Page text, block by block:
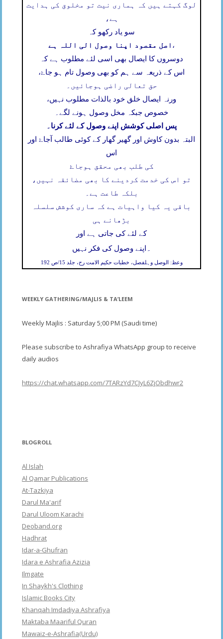
لوگ کہتے ہیں کہ ہماری نیت تو مخلوق کی ہدایت
ہے،
سو یاد رکھو کہ
اصل مقصود اپنا وصول الی اللہ ہے ،
دوسروں کا ایصال بھی اسی لئے مطلوب ہے کہ
اس کے ذریعہ سے ہم کو بھی وصول تام ہو جاۓ،
حق تعالی راضی ہوجائیں۔
ورنہ ایصال خلق خود بالذات مطلوب نہیں،
خصوص جبکہ مخل وصول ہونے لگے۔
پس اصلی کوشش اپنے وصول کے لئے کرنا۔
البتہ بدون کاوش اور گھیر گھار کے کوئی طالب آجاۓ اور
اس
کی طلب بھی محقق ہوجاۓ
تو اس کی خدمت کردینے کا بھی مضائقہ نہیں،
بلکہ طاعت ہے۔
باقی یہ کیا واہیات ہے کہ ساری کوشش سلسلہ
بڑھانے ہی
کے لئے کی جاتی ہے اور
اپنے وصول کی فکر نہیں ۔
وعظ: الوصل وہلفصل، خطبات حکیم الامت رح، جلد 15/ص 192
WEEKLY GATHERING/MAJLIS & TA’LEEM
Weekly Majlis : Saturday 5;00 PM (Saudi time)
Please subscribe to Ashrafiya WhatsApp group to receive
daily audios
https://chat.whatsapp.com/7TARzYd7CJyL6ZjObdhwr2
BLOGROLL
Al Islah
Al Qamar Publications
At-Tazkiya
Darul Ma'arif
Darul Uloom Karachi
Deoband.org
Hadhrat
Idar-a-Ghufran
Idara e Ashrafia Azizia
Ilmgate
In Shaykh's Clothing
Islamic Books City
Khanqah Imdadiya Ashrafiya
Maktaba Maariful Quran
Mawaiz-e-Ashrafia(Urdu)